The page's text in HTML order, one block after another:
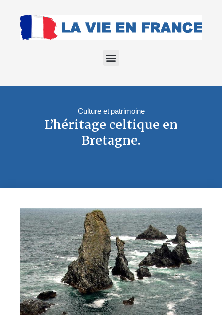
Culture et patrimoine
L’héritage celtique en
Bretagne.